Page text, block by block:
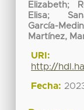
Elizabeth;
Elisa;
García-
Martínez,
URI:
http://
Fecha: